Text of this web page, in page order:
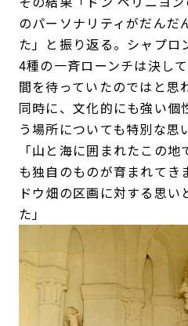
のパーソナリティがだんだ
た」と振り返る。シャプロ
4種の一斉ローンチは決し
間を待っていたのではと思
同時に、文化的にも強い個
う場所についても特別な思
「山と海に囲まれたこの
も独自のものが育まれてき
ドウ畑の区画に対する思い
た」